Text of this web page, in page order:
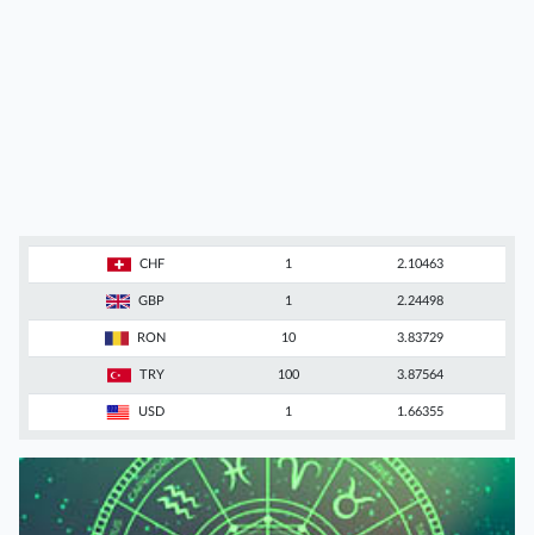
CHF 1 2.10463
GBP 1 2.24498
RON 10 3.83729
TRY 100 3.87564
USD 1 1.66355